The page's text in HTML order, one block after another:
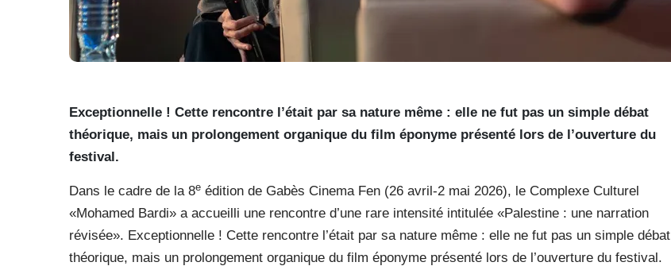
Exceptionnelle ! Cette rencontre l’était par sa nature même : elle ne fut pas un simple débat
théorique, mais un prolongement organique du film éponyme présenté lors de l’ouverture du
festival.
Dans le cadre de la 8e édition de Gabès Cinema Fen (26 avril-2 mai 2026), le Complexe Culturel
«Mohamed Bardi» a accueilli une rencontre d’une rare intensité intitulée «Palestine : une narration
révisée». Exceptionnelle ! Cette rencontre l’était par sa nature même : elle ne fut pas un simple débat
théorique, mais un prolongement organique du film éponyme présenté lors de l’ouverture du festival.